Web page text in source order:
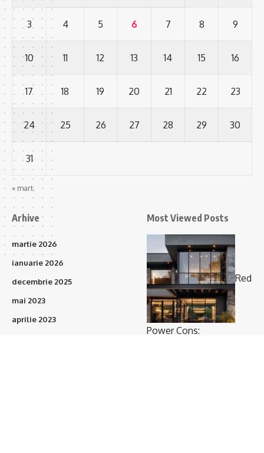
3 4 5 6 7 8 9
10 11 12 13 14 15 16
17 18 19 20 21 22 23
24 25 26 27 28 29 30
31
« mart.
Arhive
martie 2026
ianuarie 2026
decembrie 2025
mai 2023
aprilie 2023
Most Viewed Posts
Red
Power Cons: